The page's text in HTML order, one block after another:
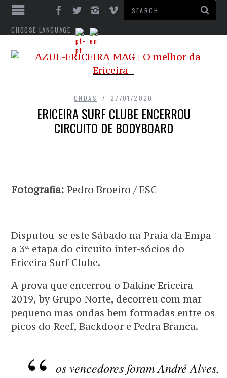
CHOOSE LANGUAGE
ONDAS 27/01/2020
ERICEIRA SURF CLUBE ENCERROU
CIRCUITO DE BODYBOARD
Fotografia: Pedro Broeiro / ESC
Disputou-se este Sábado na Praia da Empa
a 3ª etapa do circuito inter-sócios do
Ericeira Surf Clube.
A prova que encerrou o Dakine Ericeira
2019, by Grupo Norte, decorreu com mar
pequeno mas ondas bem formadas entre os
picos do Reef, Backdoor e Pedra Branca.
os vencedores foram André Alves,